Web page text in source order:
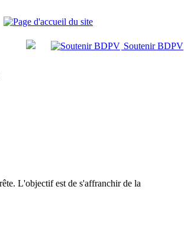
Soutenir BDPV
L'objectif est de s'affranchir de la